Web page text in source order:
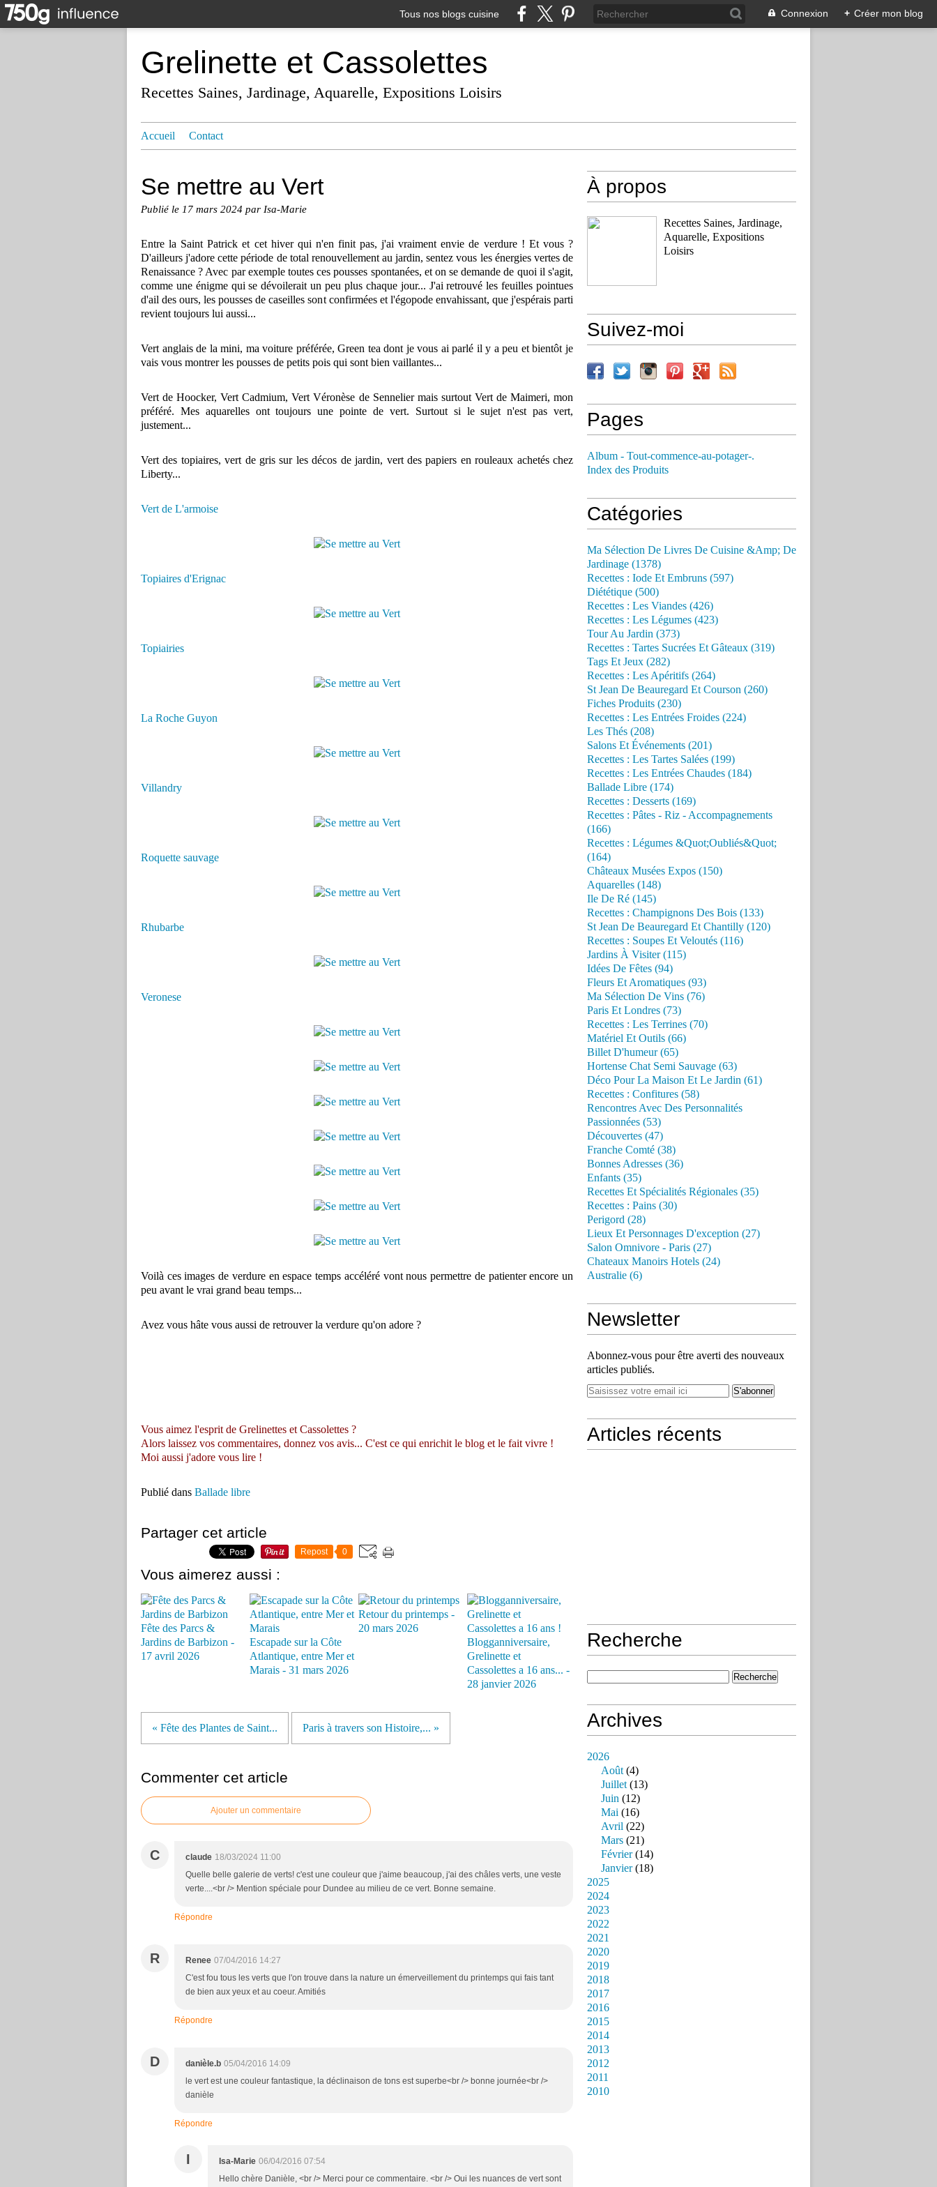
Tous nos blogs cuisine Connexion + Créer mon blog
Grelinette et Cassolettes
Recettes Saines, Jardinage, Aquarelle, Expositions Loisirs
Accueil Contact
Se mettre au Vert
Publié le 17 mars 2024 par Isa-Marie
Entre la Saint Patrick et cet hiver qui n'en finit pas, j'ai vraiment envie de verdure ! Et vous ?
D'ailleurs j'adore cette période de total renouvellement au jardin, sentez vous les énergies vertes de
Renaissance ? Avec par exemple toutes ces pousses spontanées, et on se demande de quoi il s'agit,
comme une énigme qui se dévoilerait un peu plus chaque jour... J'ai retrouvé les feuilles pointues
d'ail des ours, les pousses de caseilles sont confirmées et l'égopode envahissant, que j'espérais parti
revient toujours lui aussi...
Vert anglais de la mini, ma voiture préférée, Green tea dont je vous ai parlé il y a peu et bientôt je
vais vous montrer les pousses de petits pois qui sont bien vaillantes...
Vert de Hoocker, Vert Cadmium, Vert Véronèse de Sennelier mais surtout Vert de Maimeri, mon
préféré. Mes aquarelles ont toujours une pointe de vert. Surtout si le sujet n'est pas vert,
justement...
Vert des topiaires, vert de gris sur les décos de jardin, vert des papiers en rouleaux achetés chez
Liberty...
Vert de L'armoise
Topiaires d'Erignac
Topiairies
La Roche Guyon
Villandry
Roquette sauvage
Rhubarbe
Veronese
Voilà ces images de verdure en espace temps accéléré vont nous permettre de patienter encore un
peu avant le vrai grand beau temps...
Avez vous hâte vous aussi de retrouver la verdure qu'on adore ?
Vous aimez l'esprit de Grelinettes et Cassolettes ?
Alors laissez vos commentaires, donnez vos avis... C'est ce qui enrichit le blog et le fait vivre !
Moi aussi j'adore vous lire !
Publié dans Ballade libre
Partager cet article
Repost 0
Vous aimerez aussi :
Fête des Parcs &
Jardins de Barbizon -
17 avril 2026
Escapade sur la Côte
Atlantique, entre Mer et
Marais - 31 mars 2026
Retour du printemps -
20 mars 2026
Blogganniversaire,
Grelinette et
Cassolettes a 16 ans... -
28 janvier 2026
« Fête des Plantes de Saint... Paris à travers son Histoire,... »
Commenter cet article
Ajouter un commentaire
C claude 18/03/2024 11:00
Quelle belle galerie de verts! c'est une couleur que j'aime beaucoup, j'ai des châles verts, une veste
verte....<br /> Mention spéciale pour Dundee au milieu de ce vert. Bonne semaine.
Répondre
R Renee 07/04/2016 14:27
C'est fou tous les verts que l'on trouve dans la nature un émerveillement du printemps qui fais tant
de bien aux yeux et au coeur. Amitiés
Répondre
D danièle.b 05/04/2016 14:09
le vert est une couleur fantastique, la déclinaison de tons est superbe<br /> bonne journée<br />
danièle
Répondre
I Isa-Marie 06/04/2016 07:54
Hello chère Danièle, <br /> Merci pour ce commentaire. <br /> Oui les nuances de vert sont
À propos
Recettes Saines, Jardinage,
Aquarelle, Expositions
Loisirs
Suivez-moi
Pages
Album - Tout-commence-au-potager-.
Index des Produits
Catégories
Ma Sélection De Livres De Cuisine &Amp; De
Jardinage (1378)
Recettes : Iode Et Embruns (597)
Diététique (500)
Recettes : Les Viandes (426)
Recettes : Les Légumes (423)
Tour Au Jardin (373)
Recettes : Tartes Sucrées Et Gâteaux (319)
Tags Et Jeux (282)
Recettes : Les Apéritifs (264)
St Jean De Beauregard Et Courson (260)
Fiches Produits (230)
Recettes : Les Entrées Froides (224)
Les Thés (208)
Salons Et Événements (201)
Recettes : Les Tartes Salées (199)
Recettes : Les Entrées Chaudes (184)
Ballade Libre (174)
Recettes : Desserts (169)
Recettes : Pâtes - Riz - Accompagnements
(166)
Recettes : Légumes &Quot;Oubliés&Quot;
(164)
Châteaux Musées Expos (150)
Aquarelles (148)
Ile De Ré (145)
Recettes : Champignons Des Bois (133)
St Jean De Beauregard Et Chantilly (120)
Recettes : Soupes Et Veloutés (116)
Jardins À Visiter (115)
Idées De Fêtes (94)
Fleurs Et Aromatiques (93)
Ma Sélection De Vins (76)
Paris Et Londres (73)
Recettes : Les Terrines (70)
Matériel Et Outils (66)
Billet D'humeur (65)
Hortense Chat Semi Sauvage (63)
Déco Pour La Maison Et Le Jardin (61)
Recettes : Confitures (58)
Rencontres Avec Des Personnalités
Passionnées (53)
Découvertes (47)
Franche Comté (38)
Bonnes Adresses (36)
Enfants (35)
Recettes Et Spécialités Régionales (35)
Recettes : Pains (30)
Perigord (28)
Lieux Et Personnages D'exception (27)
Salon Omnivore - Paris (27)
Chateaux Manoirs Hotels (24)
Australie (6)
Newsletter
Abonnez-vous pour être averti des nouveaux
articles publiés.
Articles récents
Recherche
Archives
2026
Août(4)
Juillet(13)
Juin (12)
Mai (16)
Avril (22)
Mars (21)
Février(14)
Janvier(18)
2025
2024
2023
2022
2021
2020
2019
2018
2017
2016
2015
2014
2013
2012
2011
2010